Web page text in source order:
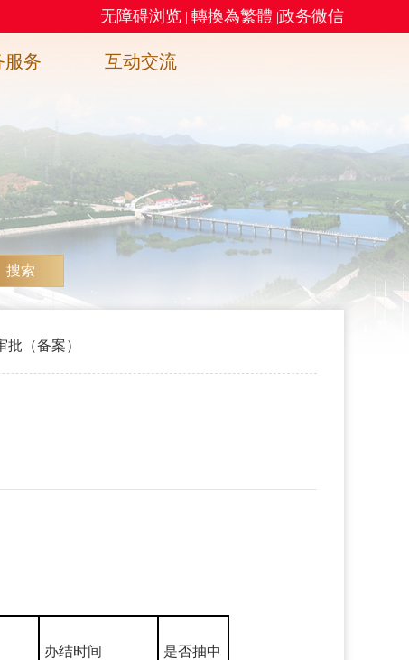
无障碍浏览 | 轉換為繁體 |政务微信
服务 互动交流
搜索
批（备案）
办结时间 是否抽中